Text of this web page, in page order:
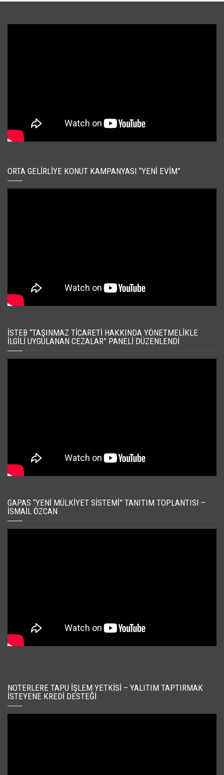
ORTA GELIRLIYE KONUT KAMPANYASI “YENI EVIM”
İSTEB “TAŞINMAZ TICARETI HAKKINDA YÖNETMELIKLE
İLGILI UYGULANAN CEZALAR” PANELI DÜZENLENDI
GAPAS “YENI MÜLKIYET SISTEMI” TANITIM TOPLANTISI –
İSMAIL ÖZCAN
NOTERLERE TAPU İŞLEM YETKISI – YALITIM TAPTIRMAK
İSTEYENE KREDI DESTEĞI